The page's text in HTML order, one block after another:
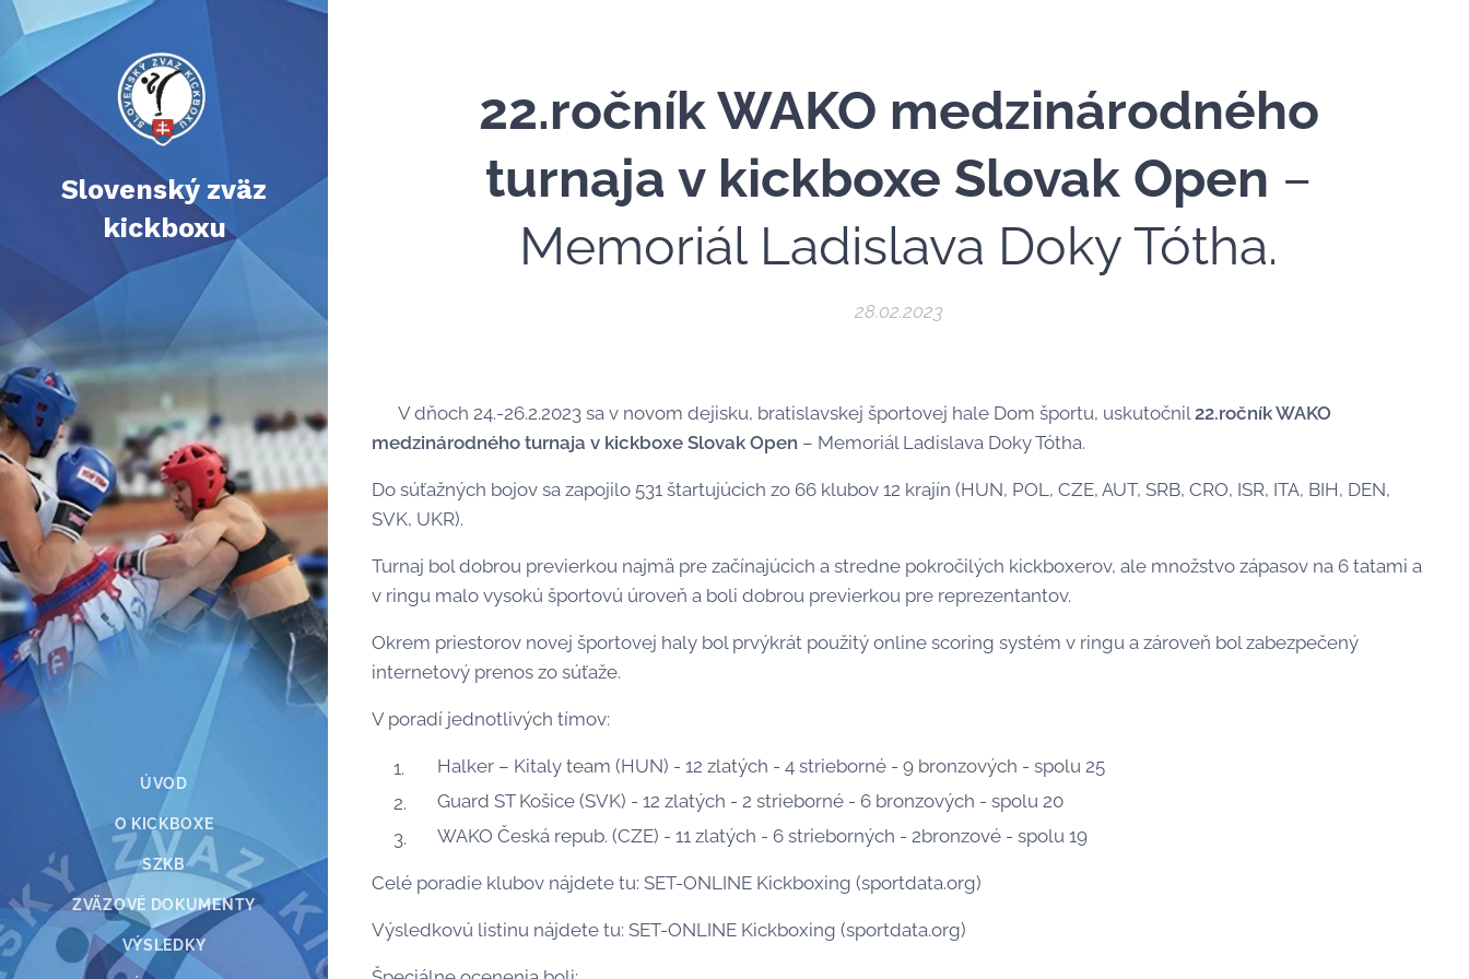
Slovenský zväz
kickboxu
ÚVOD
O KICKBOXE
SZKB
ZVÄZOVÉ DOKUMENTY
VÝSLEDKY
22.ročník WAKO medzinárodného
turnaja v kickboxe Slovak Open –
Memoriál Ladislava Doky Tótha.
28.02.2023
🌍 V dňoch 24.-26.2.2023 sa v novom dejisku, bratislavskej športovej hale Dom športu, uskutočnil22.ročník WAKO
medzinárodného turnaja v kickboxe Slovak Open – Memoriál Ladislava Doky Tótha.
Do súťažných bojov sa zapojilo 531 štartujúcich zo 66 klubov 12 krajín (HUN, POL, CZE, AUT, SRB, CRO, ISR, ITA, BIH, DEN,
SVK, UKR).
Turnaj bol dobrou previerkou najmä pre začínajúcich a stredne pokročilých kickboxerov, ale množstvo zápasov na 6 tatami a
v ringu malo vysokú športovú úroveň a boli dobrou previerkou pre reprezentantov.
Okrem priestorov novej športovej haly bol prvýkrát použitý online scoring systém v ringu a zároveň bol zabezpečený
internetový prenos zo súťaže.
V poradí jednotlivých tímov:
Halker – Kitaly team (HUN) - 12 zlatých - 4 strieborné - 9 bronzových - spolu 25
Guard ST Košice (SVK) - 12 zlatých - 2 strieborné - 6 bronzových - spolu 20
WAKO Česká repub. (CZE) - 11 zlatých - 6 strieborných - 2bronzové - spolu 19
Celé poradie klubov nájdete tu: SET-ONLINE Kickboxing (sportdata.org)
Výsledkovú listinu nájdete tu: SET-ONLINE Kickboxing (sportdata.org)